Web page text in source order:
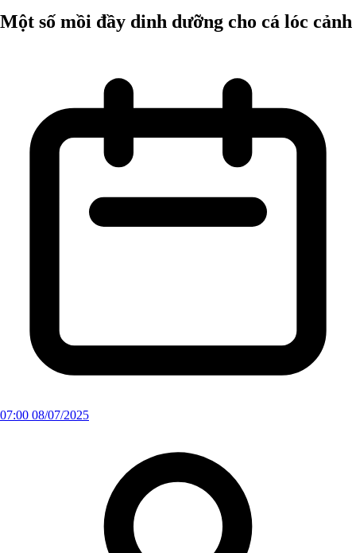
Một số mồi đầy dinh dưỡng cho cá lóc cảnh
07:00 08/07/2025